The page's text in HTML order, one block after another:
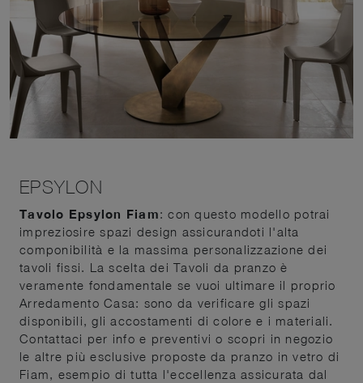
EPSYLON
Tavolo Epsylon Fiam: con questo modello potrai
impreziosire spazi design assicurandoti l'alta
componibilità e la massima personalizzazione dei
tavoli fissi. La scelta dei Tavoli da pranzo è
veramente fondamentale se vuoi ultimare il proprio
Arredamento Casa: sono da verificare gli spazi
disponibili, gli accostamenti di colore e i materiali.
Contattaci per info e preventivi o scopri in negozio
le altre più esclusive proposte da pranzo in vetro di
Fiam, esempio di tutta l'eccellenza assicurata dal